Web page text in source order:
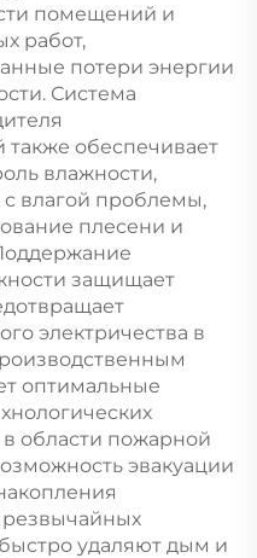
помещений и
работ,
потери энергии
Система
также обеспечивает
влажности,
влагой проблемы,
плесени и
защищает
электричества в
оптимальные
области пожарной
эвакуации
удаляют дым и